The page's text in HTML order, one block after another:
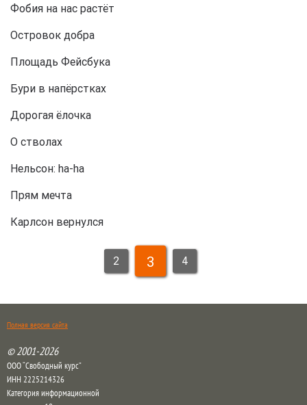
Фобия на нас растёт
Островок добра
Площадь Фейсбука
Бури в напёрстках
Дорогая ёлочка
О стволах
Нельсон: ha-ha
Прям мечта
Карлсон вернулся
2 3 4
Полная версия сайта
© 2001-2026
ООО “Свободный курс”
ИНН 2225214326
Категория информационной